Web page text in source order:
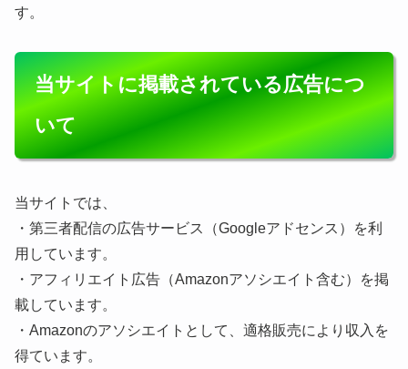
す。
当サイトに掲載されている広告につ
いて
当サイトでは、
・第三者配信の広告サービス（Googleアドセンス）を利
用しています。
・アフィリエイト広告（Amazonアソシエイト含む）を掲
載しています。
・Amazonのアソシエイトとして、適格販売により収入を
得ています。